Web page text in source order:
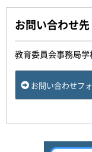
お問い合わせ先
教育委員会事務局
お問い合わせフ